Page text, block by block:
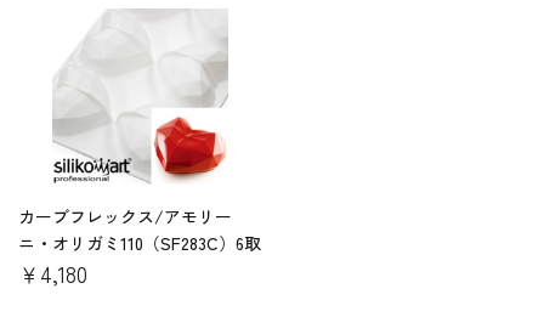
カーブフレックス/アモリー
ニ・オリガミ110（SF283C）6取
￥4,180